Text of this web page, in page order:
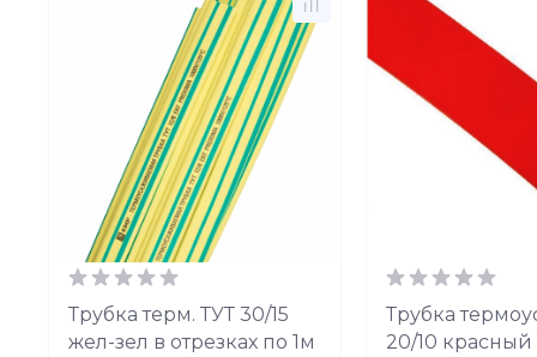
Трубка терм. ТУТ 30/15
жел-зел в отрезках по 1м
Трубка
20/10 красный